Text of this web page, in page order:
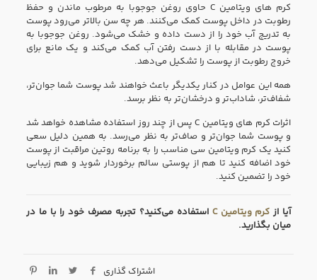
کرم های ویتامین C حاوی روغن جوجوبا به مرطوب ماندن و حفظ
رطوبت در داخل پوست کمک می‌کنند. هر چه سن بالاتر می‌رود پوست
به تدریج آب خود را از دست داده و خشک می‌شود. روغن جوجوبا به
پوست در مقابله با از دست رفتن آب کمک می‌کند و یک مانع برای
خروج رطوبت از پوست را تشکیل می‌دهد.
همه این عوامل در کنار یکدیگر باعث خواهند شد پوست شما جوان‌تر،
شفاف‌تر، شاداب‌تر و درخشان‌تر به نظر برسد.
اثرات کرم های ویتامین C پس از چند روز استفاده مشاهده خواهد شد
و پوست شما جوان‌تر و صاف‌تر به نظر می‌رسد. به همین دلیل سعی
کنید یک کرم ویتامین سی مناسب را به برنامه روتین مراقبت از پوست
خود اضافه کنید تا هم از پوستی سالم برخوردار شوید و هم زیبایی
خود را تضمین کنید.
آیا از کرم ویتامین C استفاده می‌کنید؟ تجربه مصرف خود را با ما در
میان بگذارید.
اشتراک گذاری